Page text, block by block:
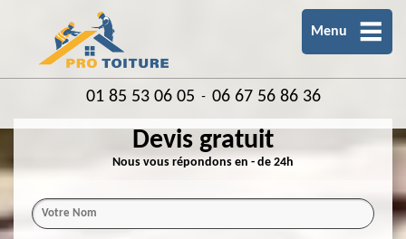
Menu
01 85 53 06 05 - 06 67 56 86 36
Devis gratuit
Nous vous répondons en - de 24h